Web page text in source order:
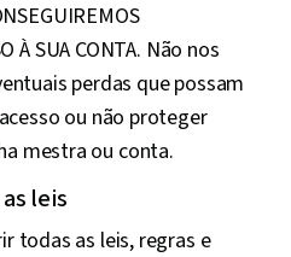
À SUA CONTA. Não nos
perdas que possam
ou não proteger
mestra ou conta.
leis
todas as leis, regras e